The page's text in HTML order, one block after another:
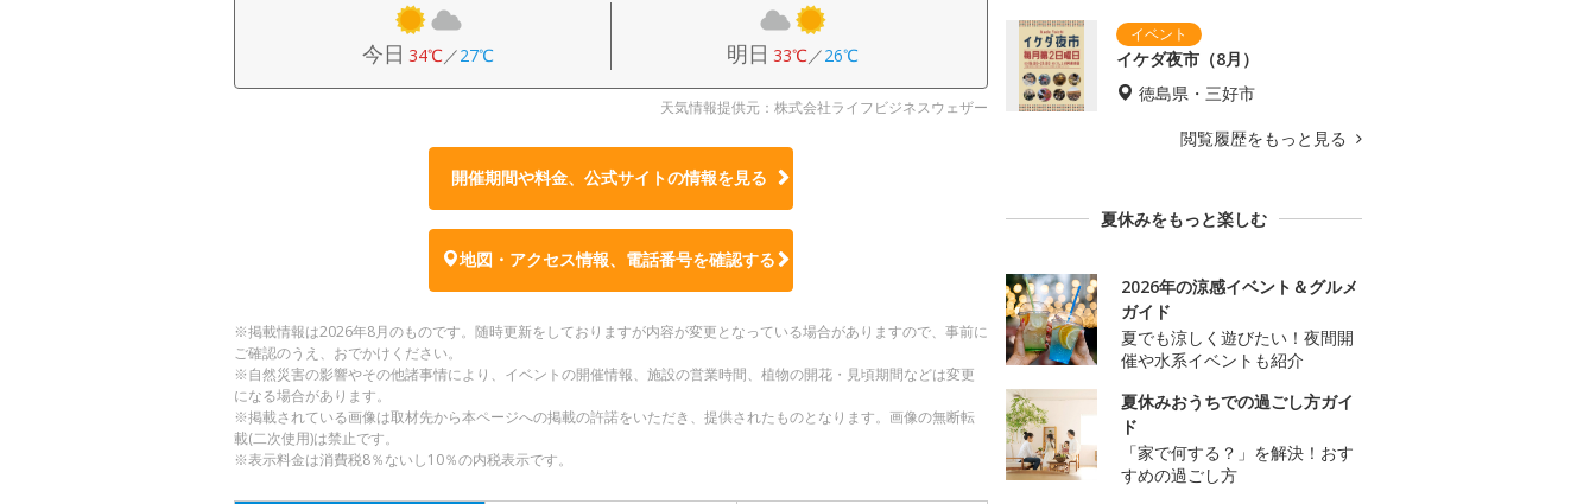
今日 34℃／27℃ 明日 33℃／26℃
天気情報提供元：株式会社ライフビジネスウェザー
開催期間や料金、公式サイトの情報を見る
地図・アクセス情報、電話番号を確認する
※掲載情報は2026年8月のものです。随時更新をしておりますが内容が変更となっている場合がありますので、事前に
ご確認のうえ、おでかけください。
※自然災害の影響やその他諸事情により、イベントの開催情報、施設の営業時間、植物の開花・見頃期間などは変更
になる場合があります。
※掲載されている画像は取材先から本ページへの掲載の許諾をいただき、提供されたものとなります。画像の無断転
載(二次使用)は禁止です。
※表示料金は消費税8％ないし10％の内税表示です。
イケダ夜市（8月）
徳島県・三好市
閲覧履歴をもっと見る
夏休みをもっと楽しむ
2026年の涼感イベント＆グルメ
ガイド
夏でも涼しく遊びたい！夜間開
催や水系イベントも紹介
夏休みおうちでの過ごし方ガイ
ド
「家で何する？」を解決！おす
すめの過ごし方